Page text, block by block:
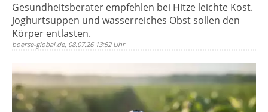
Gesundheitsberater empfehlen bei Hitze leichte Kost.
Joghurtsuppen und wasserreiches Obst sollen den
Körper entlasten.
boerse-global.de, 08.07.26 13:52 Uhr